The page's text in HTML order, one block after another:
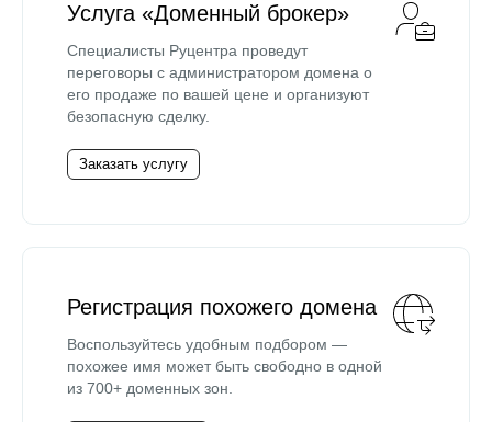
Услуга «Доменный брокер»
Специалисты Руцентра проведут
переговоры с администратором домена о
его продаже по вашей цене и организуют
безопасную сделку.
Заказать услугу
Регистрация похожего домена
Воспользуйтесь удобным подбором —
похожее имя может быть свободно в одной
из 700+ доменных зон.